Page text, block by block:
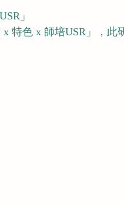
」
特色 x 師培USR」，此